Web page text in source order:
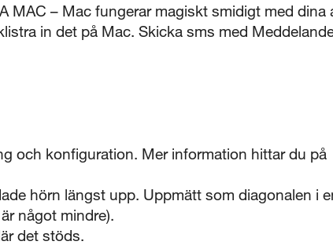
MAC – Mac fungerar magiskt smidigt med dina
in det på Mac. Skicka sms med
och konfiguration. Mer information hittar du på
hörn längst upp. Uppmätt som diagonalen i
något mindre).
det stöds.